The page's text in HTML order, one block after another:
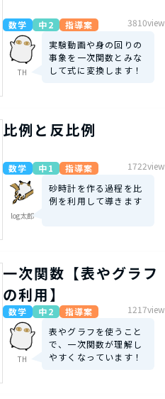
数学 中2 指導案 3810view
TH
実験動画や身の回りの
事象を一次関数とみな
して式に変換します！
比例と反比例
数学 中1 指導案 1722view
log太郎
砂時計を作る過程を比
例を利用して導きます
一次関数【表やグラフ
の利用】
数学 中2 指導案 1217view
TH
表やグラフを使うこと
で、一次関数が理解し
やすくなっています！